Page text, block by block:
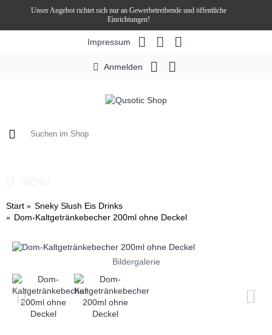
Unser Angebot richtet sich nur an Gewerbetreibende und öffentliche
Einrichtungen!
Impressum
Anmelden
Start
Sneky Slush Eis Drinks
Dom-Kaltgetränkebecher 200ml ohne Deckel
Bildergalerie